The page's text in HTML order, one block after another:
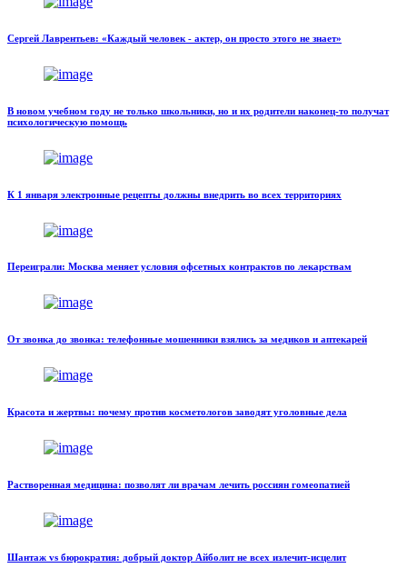
Сергей Лаврентьев: «Каждый человек - актер, он просто этого не знает»
В новом учебном году не только школьники, но и их родители наконец-то получат
психологическую помощь
К 1 января электронные рецепты должны внедрить во всех территориях
Переиграли: Москва меняет условия офсетных контрактов по лекарствам
От звонка до звонка: телефонные мошенники взялись за медиков и аптекарей
Красота и жертвы: почему против косметологов заводят уголовные дела
Растворенная медицина: позволят ли врачам лечить россиян гомеопатией
Шантаж vs бюрократия: добрый доктор Айболит не всех излечит-исцелит